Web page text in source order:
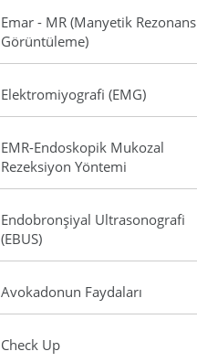
Emar - MR (Manyetik Rezonans
Görüntüleme)
Elektromiyografi (EMG)
EMR-Endoskopik Mukozal
Rezeksiyon Yöntemi
Endobronşiyal Ultrasonografi
(EBUS)
Avokadonun Faydaları
Check Up